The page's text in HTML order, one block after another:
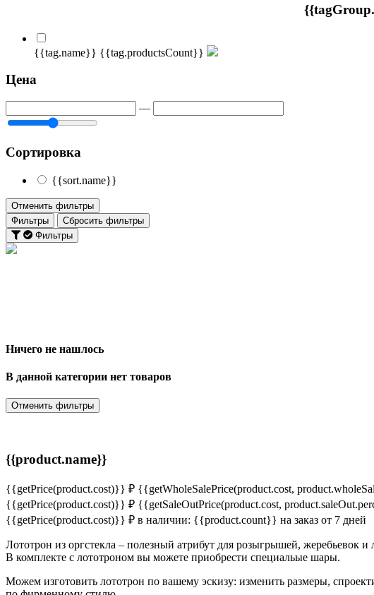
{{tag.name}} {{tag.productsCount}}
Цена
—
Сортировка
{{sort.name}}
Отменить фильтры
Фильтры
Сбросить фильтры
Фильтры
Ничего не нашлось
В данной категории нет товаров
Отменить фильтры
{{product.name}}
{{getPrice(product.cost)}} ₽ {{getWholeSalePrice(product.cost,
{{getPrice(product.cost)}} ₽ {{getSaleOutPrice(product.cost,
{{getPrice(product.cost)}} ₽ в наличии: {{product.count}} на заказ от 7 дней
Лототрон из оргстекла – полезный атрибут для розыгрышей, жеребьевок
В комплекте с лототроном вы можете приобрести специальые шары.
Можем изготовить лототрон по вашему эскизу: изменить размеры,